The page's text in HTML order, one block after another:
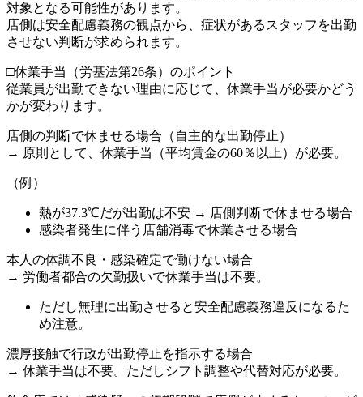
対象となる可能性があります。
店側は安全配慮義務の観点から、症状があるスタッフを出勤
させない判断が求められます。
□休業手当（労基法第26条）のポイント
従業員が出勤できない理由に応じて、休業手当が必要かどう
かが変わります。
店側の判断で休ませる場合（自主的な出勤停止）
→ 原則として、休業手当（平均賃金の60％以上）が必要。
（例）
熱が37.3℃だが出勤は不安 → 店側判断で休ませる場合
感染者発生に伴う店舗消毒で休業させる場合
本人の体調不良・感染確定で働けない場合
→ 労働者都合の欠勤扱いで休業手当は不要。
ただし無理に出勤させると安全配慮義務違反になるた
め注意。
濃厚接触で行政が出勤停止を指示する場合
→ 休業手当は不要。ただしシフト調整や代替対応が必要。